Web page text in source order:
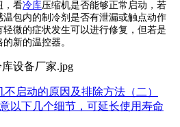
，看冷库压缩机是否能够正常启动，若
包内的制冷剂是否有泄漏或触点动作
微的症状发生可以进行修复，但若是
新的温控器。
不启动的原因及排除方法（二）
以下几个细节，可延长使用寿命